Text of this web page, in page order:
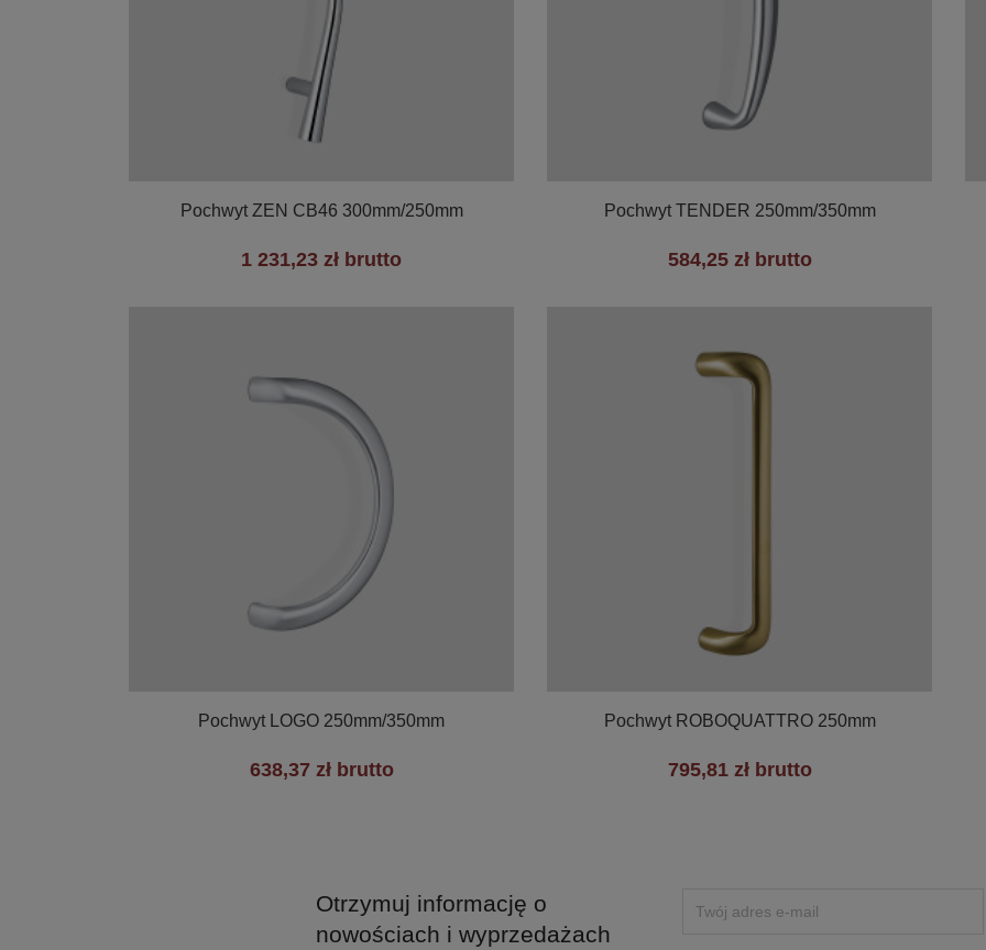
Szybki podgląd
Pochwyt ZEN CB46 300mm/250mm
1 231,23 zł brutto
Szybki podgląd
Pochwyt TENDER 250mm/350mm
584,25 zł brutto
Szybki podgląd
Pochwyt LOGO 250mm/350mm
638,37 zł brutto
Szybki podgląd
Pochwyt ROBOQUATTRO 250mm
795,81 zł brutto
Otrzymuj informację o
nowościach i wyprzedażach